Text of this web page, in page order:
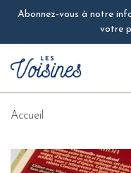
Abonnez-vous à notre
votre
Accueil